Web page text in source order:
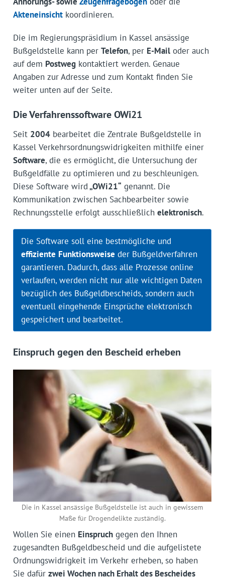
Akteneinsichtkoordinieren.
Die im Regierungspräsidium in Kassel ansässige
Bußgeldstelle kann per Telefon, per E-Mailoder auch
auf dem Postwegkontaktiert werden. Genaue
Angaben zur Adresse und zum Kontakt finden Sie
weiter unten auf der Seite.
Die Verfahrenssoftware OWi21
Seit 2004bearbeitet die Zentrale Bußgeldstelle in
Kassel Verkehrsordnungswidrigkeiten mithilfe einer
Software, die es ermöglicht, die Untersuchung der
Bußgeldfälle zu optimieren und zu beschleunigen.
Diese Software wird„OWi21“ genannt. Die
Kommunikation zwischen Sachbearbeiter sowie
Rechnungsstelle erfolgt ausschließlich elektronisch.
Die Software soll eine bestmögliche und
effiziente Funktionsweise der Bußgeldverfahren
garantieren. Dadurch, dass alle Prozesse online
verlaufen, werden nicht nur alle wichtigen Daten
bezüglich des Bußgeldbescheids, sondern auch
eventuell eingehende Einsprüche elektronisch
gespeichert und bearbeitet.
Einspruch gegen den Bescheid erheben
Die in Kassel ansässige Bußgeldstelle ist auch in gewissem
Maße für Drogendelikte zuständig.
Wollen Sie einen Einspruchgegen den Ihnen
zugesandten Bußgeldbescheid und die aufgelistete
Ordnungswidrigkeit im Verkehr erheben, so haben
Sie dafür zwei Wochen nach Erhalt des Bescheides